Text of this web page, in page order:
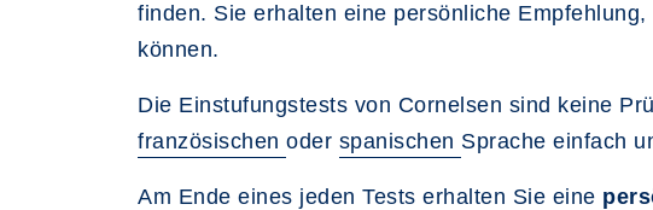
finden. Sie erhalten eine persönliche
können.
Die Einstufungstests von Cornelsen sind keine
französischen oder spanischen Sprache einfach
Am Ende eines jeden Tests erhalten Sie eine